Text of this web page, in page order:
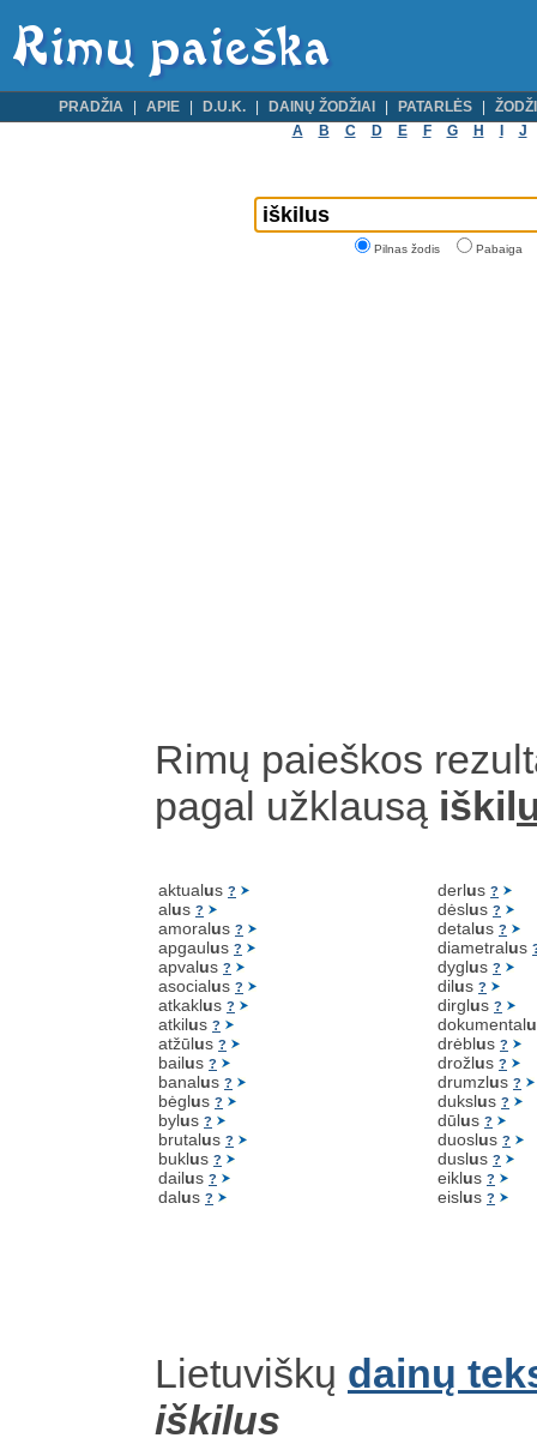
PRADŽIA APIE D.U.K. DAINŲ ŽODŽIAI PATARLĖS
A
B C D E F G H J
Pilnas žodis Pabaiga
Rimų paieškos
pagal užklausą iškil
aktualus ?
alus ?
amoralus ?
apgaulus ?
apvalus ?
asocialus ?
atkaklus ?
atkilus ?
atžūlus ?
bailus ?
banalus ?
bėglus ?
bylus ?
brutalus ?
buklus ?
dailus ?
dalus ?
derlus ?
dėslus ?
detalus ?
diametralus
dyglus ?
dilus ?
dirglus ?
dokumentalu
drėblus ?
drožlus ?
drumzlus ?
dukslus ?
dūlus ?
duoslus ?
duslus ?
eiklus ?
eislus ?
Lietuviškų dainų
iškilus